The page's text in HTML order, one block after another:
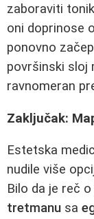
zaboraviti
oni doprinose
ponovno
površinski sloj
ravnomeran
Zaključak:
Estetska
nudile više
Bilo da je reč o
tretmanu sa